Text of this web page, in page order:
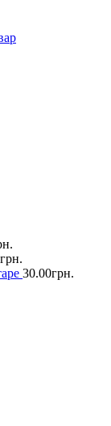
грн.
30.00грн.